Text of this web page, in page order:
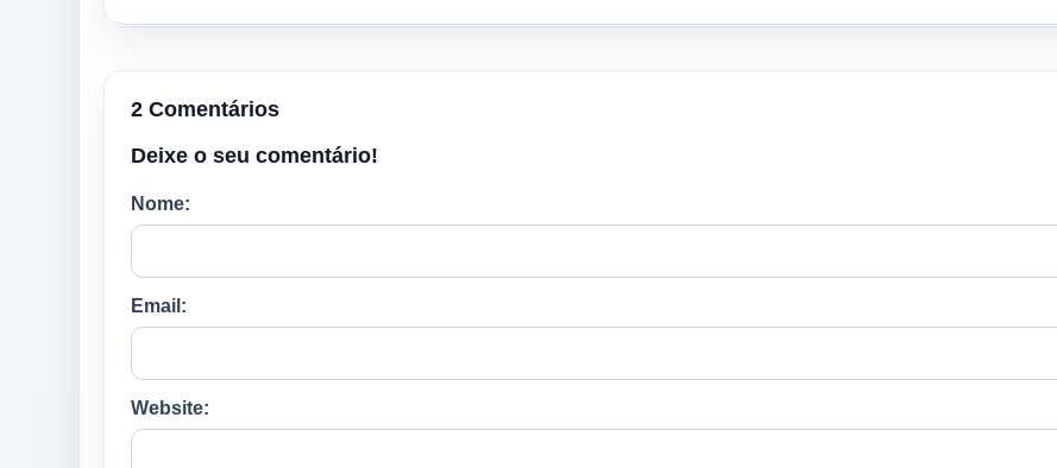
2 Comentários
Deixe o seu comentário!
Nome:
Email:
Website: